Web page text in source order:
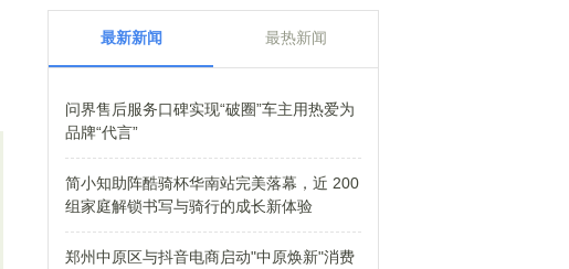
最新新闻 最热新闻
问界售后服务口碑实现“破圈”车主用热爱为
品牌“代言”
简小知助阵酷骑杯华南站完美落幕，近 200
组家庭解锁书写与骑行的成长新体验
郑州中原区与抖音电商启动"中原焕新"消费